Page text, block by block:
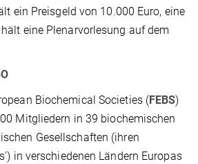
ein Preisgeld von 10.000 Euro, eine
eine Plenarvorlesung auf dem
Biochemical Societies (FEBS)
Mitgliedern in 39 biochemischen
Gesellschaften (ihren
in verschiedenen Ländern Europas